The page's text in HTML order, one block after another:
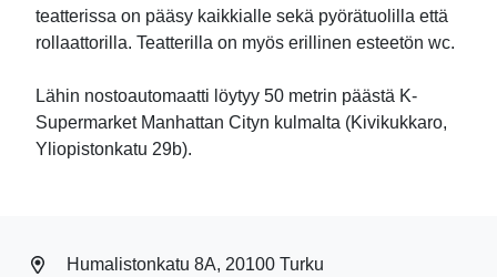
teatterissa on pääsy kaikkialle sekä pyörätuolilla että
rollaattorilla. Teatterilla on myös erillinen esteetön wc.
Lähin nostoautomaatti löytyy 50 metrin päästä K-
Supermarket Manhattan Cityn kulmalta (Kivikukkaro,
Yliopistonkatu 29b).
Humalistonkatu 8A, 20100 Turku